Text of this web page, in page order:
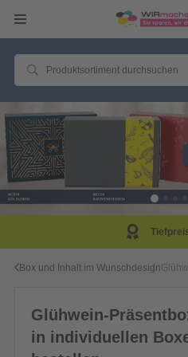
Box und Inhalt im Wunschdesign
Glühwein-
in individuellen